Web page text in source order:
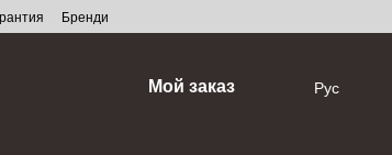
Бренди
Мой заказ Рус